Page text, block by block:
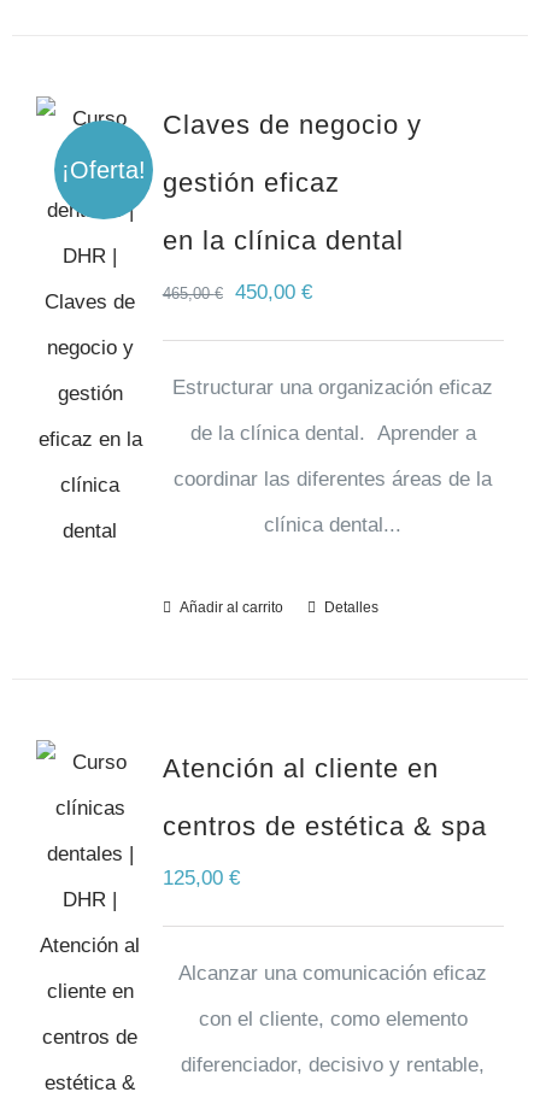
¡Oferta!
Claves de negocio y
gestión eficaz
en la clínica dental
465,00€ 450,00 €
Estructurar una organización eficaz
de la clínica dental. Aprender a
coordinar las diferentes áreas de la
clínica dental...
Añadir al carrito Detalles
Atención al cliente en
centros de estética & spa
125,00 €
Alcanzar una comunicación eficaz
con el cliente, como elemento
diferenciador, decisivo y rentable,